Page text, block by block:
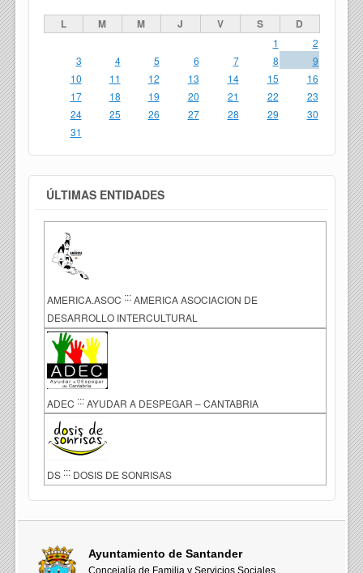
L M M J V S D
1
2
3
4 5 6 7 8
9
10
11 12 13 14 15
16
17
18 19 20 21 22
23
24
25 26 27 28 29
30
31
ÚLTIMAS ENTIDADES
AMERICA.ASOC ::: AMERICA ASOCIACION DE
DESARROLLO INTERCULTURAL
ADEC ::: AYUDAR A DESPEGAR – CANTABRIA
DS ::: DOSIS DE SONRISAS
Ayuntamiento de Santander
Concejalía de Familia y Servicios Sociales